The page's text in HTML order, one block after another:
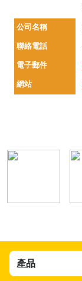
公司名稱
聯絡電話
電子郵件
網站